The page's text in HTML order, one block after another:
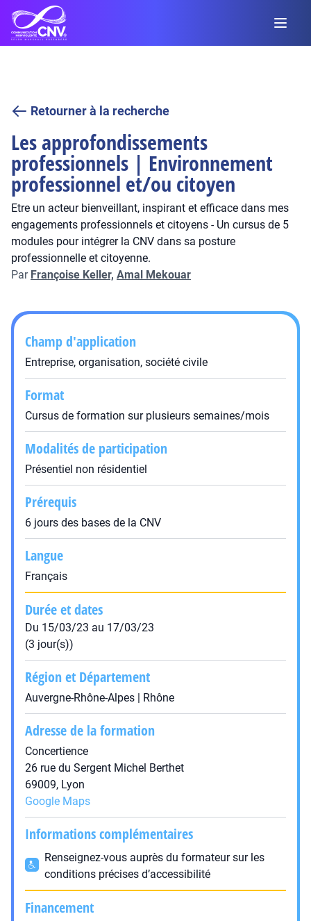
Retourner à la recherche
Les approfondissements
professionnels | Environnement
professionnel et/ou citoyen
Etre un acteur bienveillant, inspirant et efficace dans mes
engagements professionnels et citoyens - Un cursus de 5
modules pour intégrer la CNV dans sa posture
professionnelle et citoyenne.
Par Françoise Keller, Amal Mekouar
Champ d'application
Entreprise, organisation, société civile
Format
Cursus de formation sur plusieurs semaines/mois
Modalités de participation
Présentiel non résidentiel
Prérequis
6 jours des bases de la CNV
Langue
Français
Durée et dates
Du 15/03/23 au 17/03/23
(3 jour(s))
Région et Département
Auvergne-Rhône-Alpes | Rhône
Adresse de la formation
Concertience
26 rue du Sergent Michel Berthet
69009, Lyon
Google Maps
Informations complémentaires
Renseignez-vous auprès du formateur sur les
conditions précises d’accessibilité
Financement